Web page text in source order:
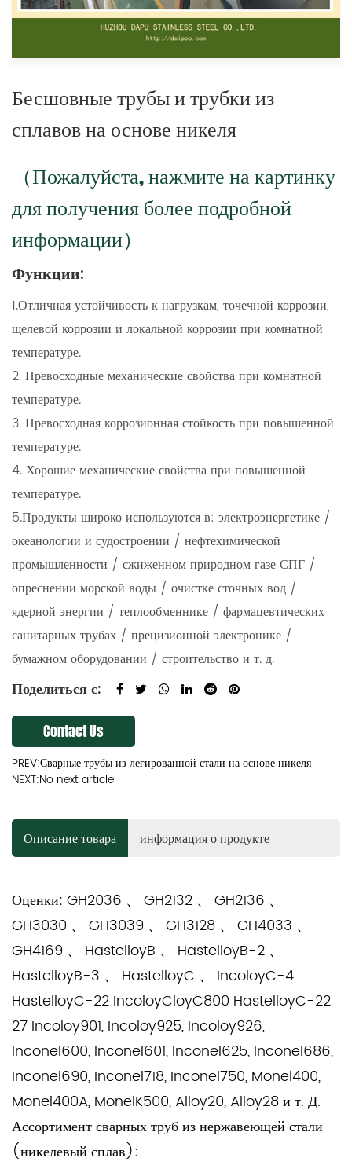
Бесшовные трубы и трубки из
сплавов на основе никеля
（Пожалуйста, нажмите на картинку
для получения более подробной
информации）
Функции:
1.Отличная устойчивость к нагрузкам, точечной коррозии,
щелевой коррозии и локальной коррозии при комнатной
температуре.
2. Превосходные механические свойства при комнатной
температуре.
3. Превосходная коррозионная стойкость при повышенной
температуре.
4. Хорошие механические свойства при повышенной
температуре.
5.Продукты широко используются в: электроэнергетике /
океанологии и судостроении / нефтехимической
промышленности / сжиженном природном газе СПГ /
опреснении морской воды / очистке сточных вод /
ядерной энергии / теплообменнике / фармацевтических
санитарных трубах / прецизионной электронике /
бумажном оборудовании / строительство и т. д.
Поделиться с:
Contact Us
PREV:Сварные трубы из легированной стали на основе никеля
NEXT:No next article
Описание товара информация о продукте
Оценки: GH2036 、 GH2132 、 GH2136 、
GH3030 、 GH3039 、 GH3128 、 GH4033 、
GH4169 、 HastelloyB 、 HastelloyB-2 、
HastelloyB-3 、 HastelloyC 、 IncoloyC-4
HastelloyC-22 IncoloyCloyC800 HastelloyC-22
27 Incoloy901, Incoloy925, Incoloy926,
Inconel600, Inconel601, Inconel625, Inconel686,
Inconel690, Inconel718, Inconel750, Monel400,
Monel400A, MonelK500, Alloy20, Alloy28 и т. Д.
Ассортимент сварных труб из нержавеющей стали
(никелевый сплав):